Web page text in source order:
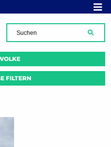
MENÜ
FILTERN